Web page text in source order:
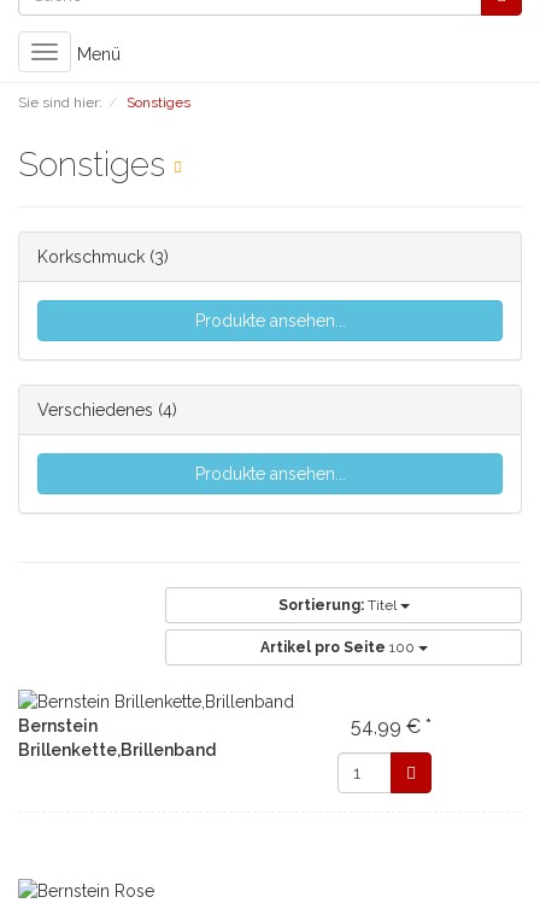
Toggle
navigation
Menü
Sie sind hier: Sonstiges
Sonstiges
Korkschmuck (3)
Produkte ansehen...
Verschiedenes (4)
Produkte ansehen...
Sortierung: Titel
Artikel pro Seite 100
Bernstein
Brillenkette,Brillenband
54,99 € *